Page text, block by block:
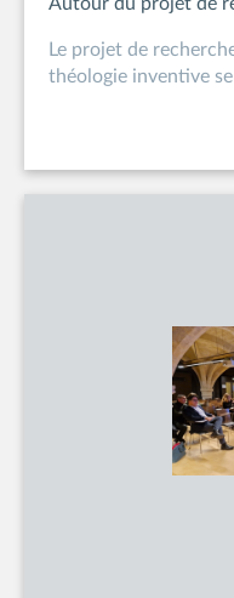
Le projet de
théologie inventive